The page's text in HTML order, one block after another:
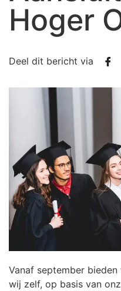
Hoger
Deel dit bericht via
Vanaf september
wij zelf, op basis van